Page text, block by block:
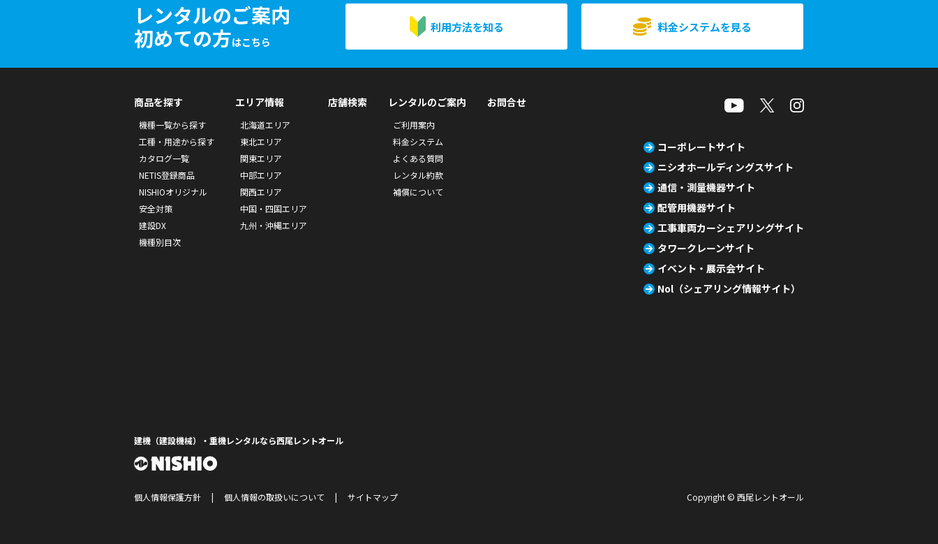
レンタルのご案内
初めての方はこちら
利用方法を知る 料金システムを見る
商品を探す
機種一覧から探す
工種・用途から探す
カタログ一覧
NETIS登録商品
NISHIOオリジナル
安全対策
建設DX
機種別目次
エリア情報
北海道エリア
東北エリア
関東エリア
中部エリア
関西エリア
中国・四国エリア
九州・沖縄エリア
店舗検索 レンタルのご案内
ご利用案内
料金システム
よくある質問
レンタル約款
補償について
お問合せ
コーポレートサイト
ニシオホールディングスサイト
通信・測量機器サイト
配管用機器サイト
工事車両カーシェアリングサイト
タワークレーンサイト
イベント・展示会サイト
Nol（シェアリング情報サイト）
建機（建設機械）・重機レンタルなら西尾レントオール
個人情報保護方針 個人情報の取扱いについて サイトマップ Copyright © 西尾レントオール